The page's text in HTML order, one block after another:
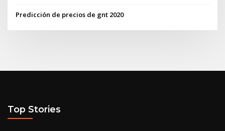
Predicción de precios de gnt 2020
Top Stories